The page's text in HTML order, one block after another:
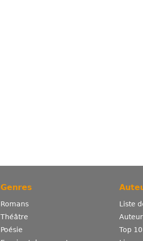
Genres
Romans
Théâtre
Poésie
Liste
Top